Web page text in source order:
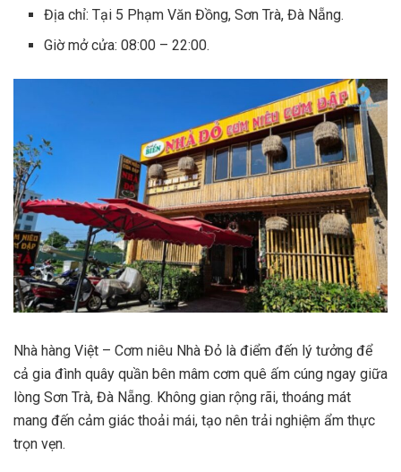
Địa chỉ: Tại 5 Phạm Văn Đồng, Sơn Trà, Đà Nẵng.
Giờ mở cửa: 08:00 – 22:00.
Nhà hàng Việt – Cơm niêu Nhà Đỏ là điểm đến lý tưởng để
cả gia đình quây quần bên mâm cơm quê ấm cúng ngay giữa
lòng Sơn Trà, Đà Nẵng. Không gian rộng rãi, thoáng mát
mang đến cảm giác thoải mái, tạo nên trải nghiệm ẩm thực
trọn vẹn.